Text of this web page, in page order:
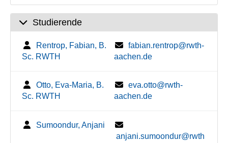
Studierende
Rentrop, Fabian, B.
Sc. RWTH
fabian.rentrop@rwth-
aachen.de
Otto, Eva-Maria, B.
Sc. RWTH
eva.otto@rwth-
aachen.de
Sumoondur, Anjani
anjani.sumoondur@rwth